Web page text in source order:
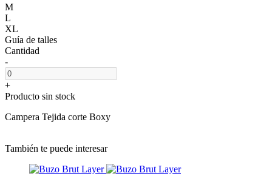
M
L
XL
Guía de talles
Cantidad
-
+
Producto sin stock
Campera Tejida corte Boxy
También te puede interesar